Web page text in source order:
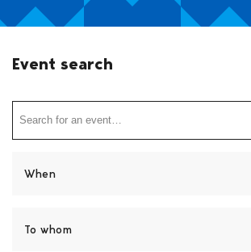
Event search
When
To whom